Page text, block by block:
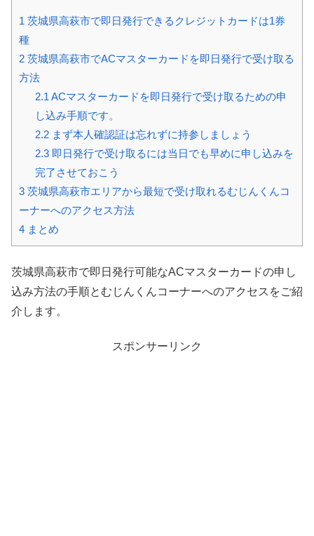
1 茨城県高萩市で即日発行できるクレジットカードは1券
種
2 茨城県高萩市でACマスターカードを即日発行で受け取る
方法
2.1ACマスターカードを即日発行で受け取るための申
し込み手順です。
2.2まず本人確認証は忘れずに持参しましょう
2.3即日発行で受け取るには当日でも早めに申し込みを
完了させておこう
3 茨城県高萩市エリアから最短で受け取れるむじんくんコ
ーナーへのアクセス方法
4 まとめ
茨城県高萩市で即日発行可能なACマスターカードの申し
込み方法の手順とむじんくんコーナーへのアクセスをご紹
介します。
スポンサーリンク